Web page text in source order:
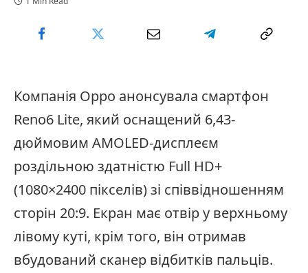
Компанія Oppo анонсувала смартфон
Reno6 Lite, який оснащений 6,43-
дюймовим AMOLED-дисплеєм
роздільною здатністю Full HD+
(1080×2400 пікселів) зі співвідношенням
сторін 20:9. Екран має отвір у верхньому
лівому куті, крім того, він отримав
вбудований сканер відбитків пальців.